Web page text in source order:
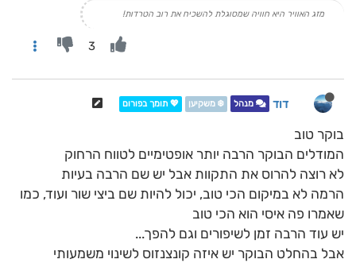
מזג האוויר היא חוויה שמסוגלת להשכיח את רוב הטרדות!
3
דוד מנהל ❄️ משקיען 💖 תומך בפורום
בוקר טוב
המודלים הבוקר הרבה יותר אופטימיים לטווח הרחוק
לא רוצה להרוס את התקוות אבל יש שם הרבה בעיות
הרמה לא במיקום הכי טוב, יכול להיות שם ביצי שור ועוד, כמו
שאמרו פה איסי הוא הכי טוב
יש עוד הרבה זמן לשיפורים וגם להפך...
אבל בהחלט הבוקר יש איזה קונצנזוס לשינוי משמעותי